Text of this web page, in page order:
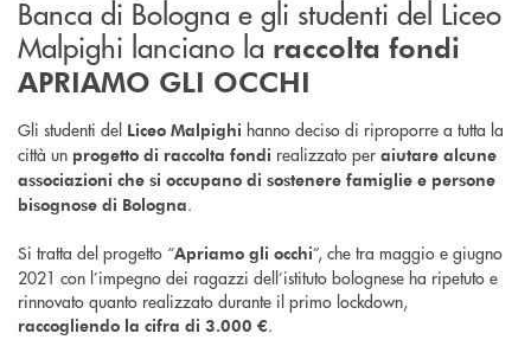
Banca di Bologna e gli studenti del Liceo
Malpighi lanciano laraccolta fondi
APRIAMO GLI OCCHI
Gli studenti del Liceo Malpighi hanno deciso di riproporre a tutta la
città un progetto di raccolta fondi realizzato per aiutare alcune
associazioni che si occupano di sostenere famiglie e persone
bisognose di Bologna.
Si tratta del progetto “Apriamo gli occhi”, che tra maggio e giugno
2021 con l’impegno dei ragazzi dell’istituto bolognese ha ripetuto e
rinnovato quanto realizzato durante il primo lockdown,
raccogliendo la cifra di 3.000 €.